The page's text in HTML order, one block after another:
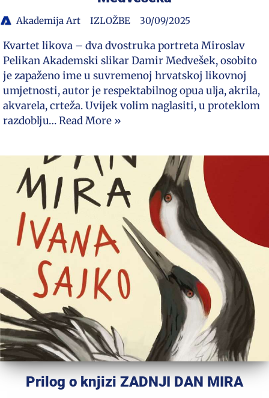
Akademija Art IZLOŽBE 30/09/2025
Kvartet likova – dva dvostruka portreta Miroslav
Pelikan Akademski slikar Damir Medvešek, osobito
je zapaženo ime u suvremenoj hrvatskoj likovnoj
umjetnosti, autor je respektabilnog opua ulja, akrila,
akvarela, crteža. Uvijek volim naglasiti, u proteklom
razdoblju…Read More »
Prilog o knjizi ZADNJI DAN MIRA